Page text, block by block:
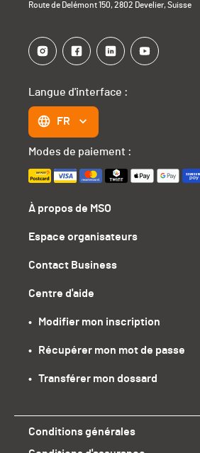
Route de Delémont 150, 2802 Develier, Suisse
À propos de MSO
Espace organisateurs
Contact Business
Centre d'aide
•   Modifier mon inscription
•   Récupérer mon mot de passe
•   Transférer mon dossard
Langue d'interface :
FR
Modes de paiement :
Conditions générales